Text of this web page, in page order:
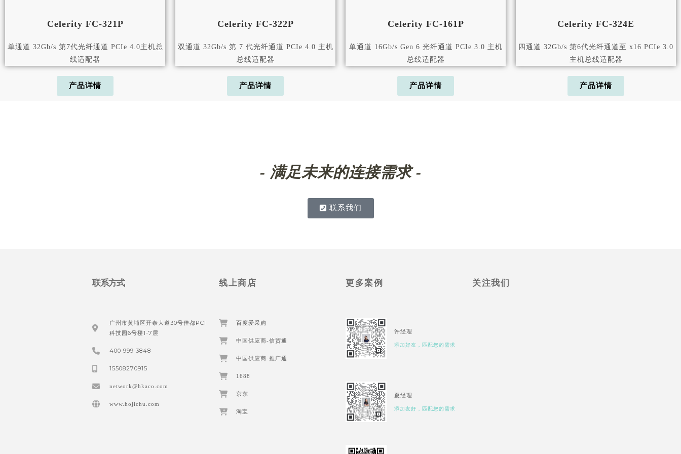
Celerity FC-321P
单通道 32Gb/s 第7代光纤通道 PCIe 4.0主机总
线适配器
产品详情
Celerity FC-322P
双通道 32Gb/s 第 7 代光纤通道 PCIe 4.0 主机
总线适配器
产品详情
Celerity FC-161P
单通道 16Gb/s Gen 6 光纤通道 PCIe 3.0 主机
总线适配器
产品详情
Celerity FC-324E​
四通道 32Gb/s 第6代光纤通道至 x16 PCIe 3.0
主机总线适配器
产品详情
- 满足未来的连接需求 -
联系我们
联系方式
广州市黄埔区开泰大道30号佳都PCI
科技园6号楼1-7层
400 999 3848
15508270915
network@hkaco.com
www.hojichu.com
线上商店
百度爱采购
中国供应商-信贸通
中国供应商-推广通
1688
京东
淘宝
更多案例
许经理
添加好友，匹配您的需求
夏经理
添加友好，匹配您的需求
关注我们